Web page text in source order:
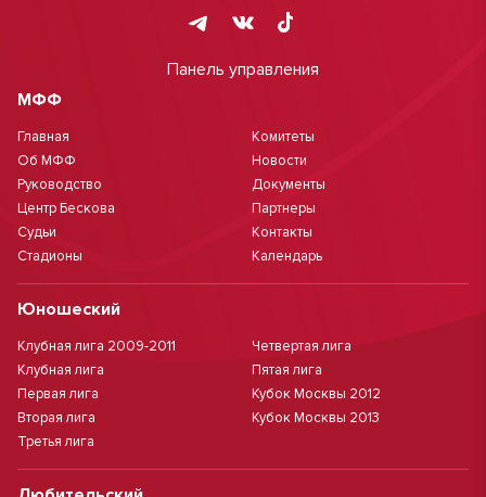
Панель управления
МФФ
Главная
Об МФФ
Руководство
Центр Бескова
Судьи
Стадионы
Комитеты
Новости
Документы
Партнеры
Контакты
Календарь
Юношеский
Клубная лига 2009-2011
Клубная лига
Первая лига
Вторая лига
Третья лига
Четвертая лига
Пятая лига
Кубок Москвы 2012
Кубок Москвы 2013